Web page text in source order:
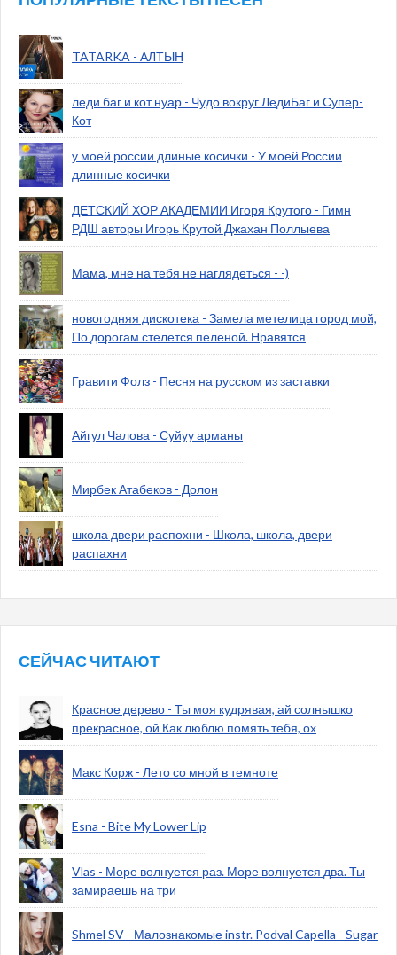
TATARKA - АЛТЫН
леди баг и кот нуар - Чудо вокруг ЛедиБаг и Супер-
Кот
у моей россии длиные косички - У моей России
длинные косички
ДЕТСКИЙ ХОР АКАДЕМИИ Игоря Крутого - Гимн
РДШ авторы Игорь Крутой Джахан Поллыева
Мама, мне на тебя не наглядеться - -)
новогодняя дискотека - Замела метелица город мой,
По дорогам стелется пеленой. Нравятся
Гравити Фолз - Песня на русском из заставки
Айгул Чалова - Суйуу арманы
Мирбек Атабеков - Долон
школа двери распохни - Школа, школа, двери
распахни
СЕЙЧАС ЧИТАЮТ
Красное дерево - Ты моя кудрявая, ай солнышко
прекрасное, ой Как люблю помять тебя, ох
Макс Корж - Лето со мной в темноте
Esna - Bite My Lower Lip
Vlas - Море волнуется раз. Море волнуется два. Ты
замираешь на три
Shmel SV - Малознакомые instr. Podval Capella - Sugar